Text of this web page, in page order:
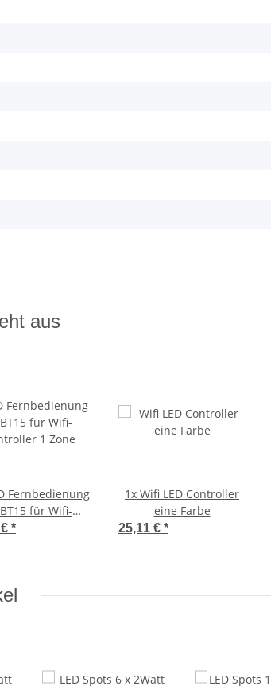
aus
Fernbedienung
für Wifi-
1 Zone
*
1x Wifi LED Controller
eine Farbe
25,11 € *